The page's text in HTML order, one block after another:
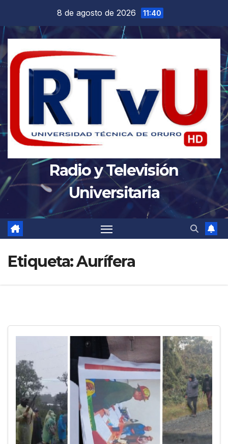
contenido
8 de agosto de 2026 11:40
Radio y Televisión
Universitaria
Etiqueta:Aurífera